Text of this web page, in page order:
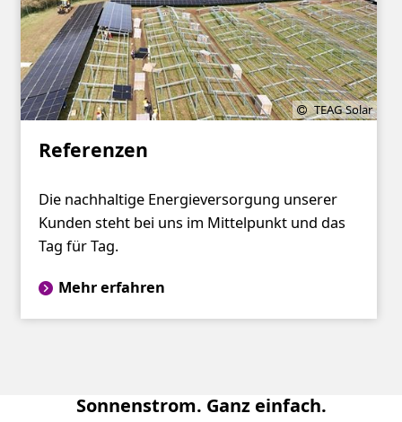
TEAG Solar
Referenzen
Die nachhaltige Energieversorgung unserer
Kunden steht bei uns im Mittelpunkt und das
Tag für Tag.
Mehr erfahren
Sonnenstrom. Ganz einfach.